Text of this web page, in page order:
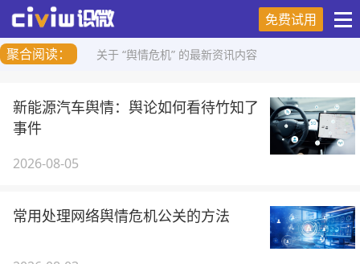
免费试用
聚合阅读：
关于 “舆情危机” 的最新资讯内容
新能源汽车舆情：舆论如何看待竹知了
事件
2026-08-05
常用处理网络舆情危机公关的方法